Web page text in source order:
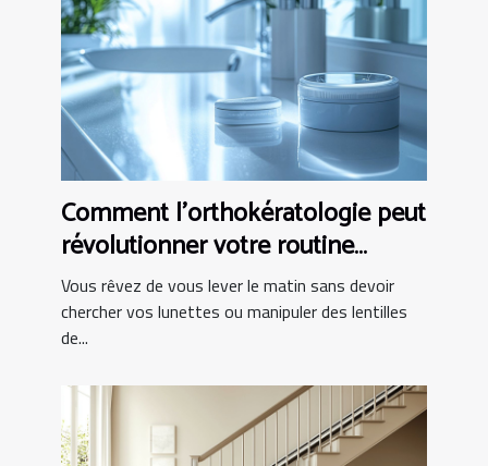
Comment l'orthokératologie peut
révolutionner votre routine
matinale ?
Vous rêvez de vous lever le matin sans devoir
chercher vos lunettes ou manipuler des lentilles
de...